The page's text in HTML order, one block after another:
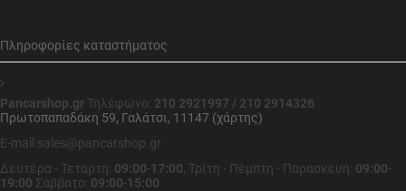
Πληροφορίες καταστήματος
Pancarshop.gr Τηλέφωνο: 210 2921997 / 210 2914326
Πρωτοπαπαδάκη 59, Γαλάτσι, 11147 (χάρτης)
E-mail:sales@pancarshop.gr
Δευτέρα - Τετάρτη: 09:00-17:00, Τρίτη - Πέμπτη - Παρασκευή: 09:00-
19:00 Σάββατο: 09:00-15:00